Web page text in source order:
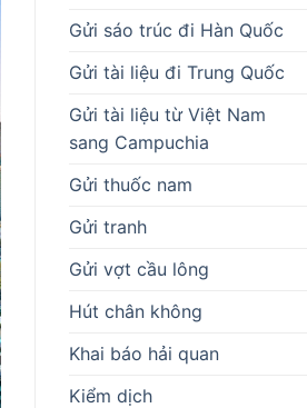
Gửi sáo trúc đi Hàn Quốc
Gửi tài liệu đi Trung Quốc
Gửi tài liệu từ Việt Nam
sang Campuchia
Gửi thuốc nam
Gửi tranh
Gửi vợt cầu lông
Hút chân không
Khai báo hải quan
Kiểm dịch